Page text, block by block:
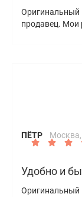
Оригинальный
продавец. Мои
ПЁТР Москва,
Удобно и
Оригинальный